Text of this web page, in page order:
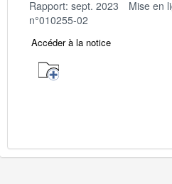
Rapport: sept. 2023 Mise en
n°010255-02
Accéder à la notice